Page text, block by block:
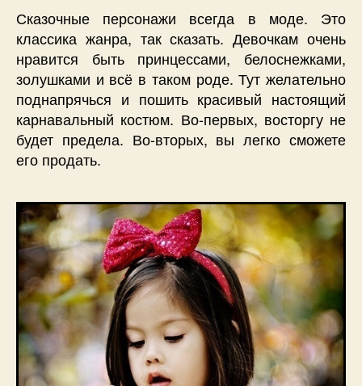
Сказочные персонажи всегда в моде. Это
классика жанра, так сказать. Девочкам очень
нравится быть принцессами, белоснежками,
золушками и всё в таком роде. Тут желательно
поднапрячься и пошить красивый настоящий
карнавальный костюм. Во-первых, восторгу не
будет предела. Во-вторых, вы легко сможете
его продать.